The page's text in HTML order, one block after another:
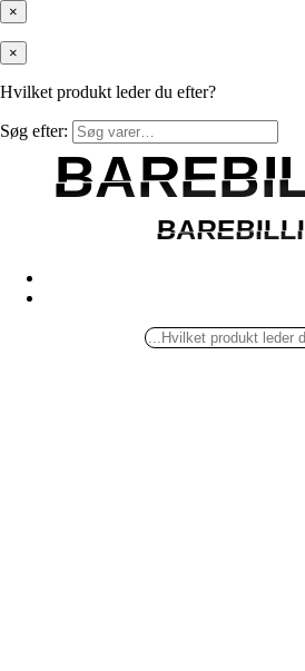
×
×
Hvilket produkt leder du efter?
Søg efter: